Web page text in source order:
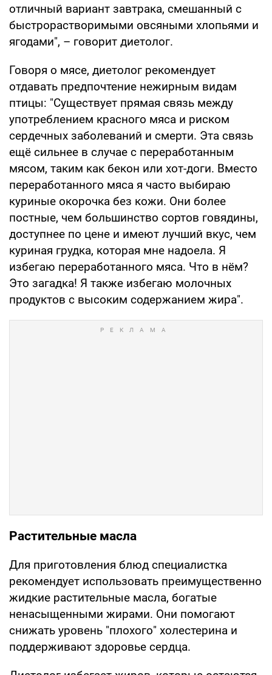
отличный вариант завтрака, смешанный с
быстрорастворимыми овсяными хлопьями и
ягодами", – говорит диетолог.
Говоря о мясе, диетолог рекомендует
отдавать предпочтение нежирным видам
птицы: "Существует прямая связь между
употреблением красного мяса и риском
сердечных заболеваний и смерти. Эта связь
ещё сильнее в случае с переработанным
мясом, таким как бекон или хот-доги. Вместо
переработанного мяса я часто выбираю
куриные окорочка без кожи. Они более
постные, чем большинство сортов говядины,
доступнее по цене и имеют лучший вкус, чем
куриная грудка, которая мне надоела. Я
избегаю переработанного мяса. Что в нём?
Это загадка! Я также избегаю молочных
продуктов с высоким содержанием жира".
Растительные масла
Для приготовления блюд специалистка
рекомендует использовать преимущественно
жидкие растительные масла, богатые
ненасыщенными жирами. Они помогают
снижать уровень "плохого" холестерина и
поддерживают здоровье сердца.